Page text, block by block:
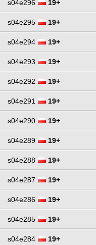
s04e296 19+
s04e295 19+
s04e294 19+
s04e293 19+
s04e292 19+
s04e291 19+
s04e290 19+
s04e289 19+
s04e288 19+
s04e287 19+
s04e286 19+
s04e285 19+
s04e284 19+